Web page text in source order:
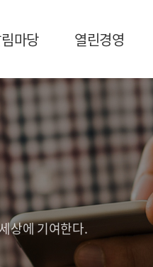
마당 열린경영
상에 기여한다.